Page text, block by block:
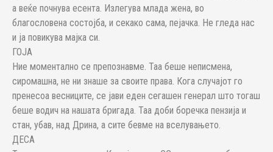
а веќе почнува есента. Излегува млада жена, во
благословена состојба, и секако сама, пејачка. Не гледа нас
и ја повикува мајка си.
ГОЈА
Ние моментално се препознавме. Таа беше неписмена,
сиромашна, не ни знаше за своите права. Кога случајот го
пренесоа весниците, се јави еден сегашен генерал што тогаш
беше водич на нашата бригада. Таа доби боречка пензија и
стан, убав, над Дрина, а сите бевме на вселувањето.
ДЕСА